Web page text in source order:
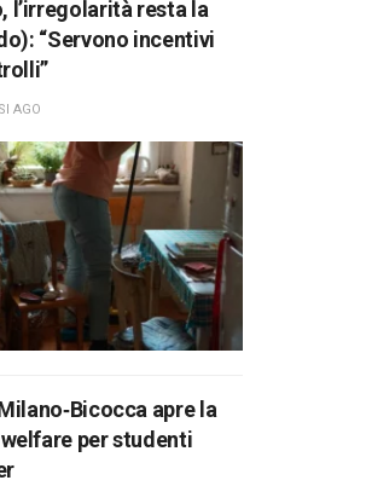
l’irregolarità resta la
“Servono incentivi
AGO
apre la
per studenti